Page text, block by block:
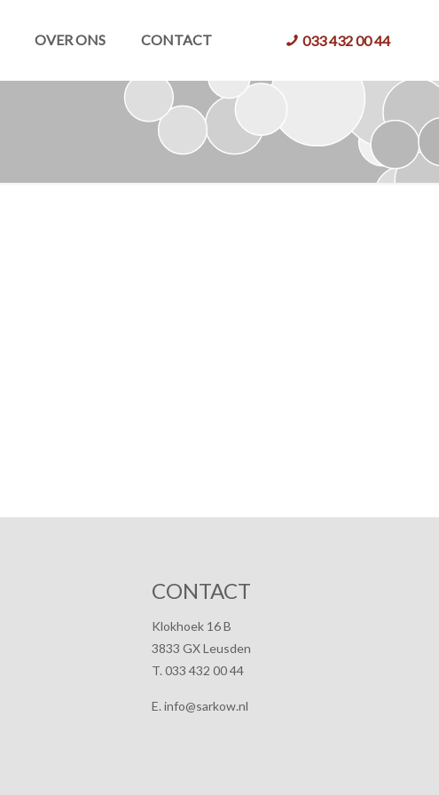
OVER ONS CONTACT 033 432 00 44
CONTACT
Klokhoek 16 B
3833 GX Leusden
T. 033 432 00 44
E. info@sarkow.nl